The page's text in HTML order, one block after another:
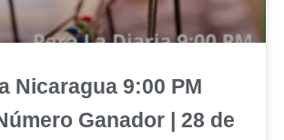
Nicaragua 9:00 PM
Ganador | 28 de